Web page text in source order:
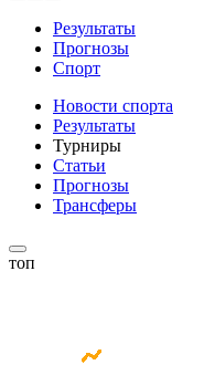
Результаты
Прогнозы
Спорт
Новости спорта
Результаты
Турниры
Статьи
Прогнозы
Трансферы
топ